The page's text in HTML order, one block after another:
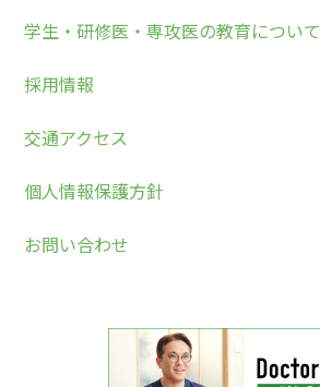
学生・研修医・専攻医の教育について
採用情報
交通アクセス
個人情報保護方針
お問い合わせ